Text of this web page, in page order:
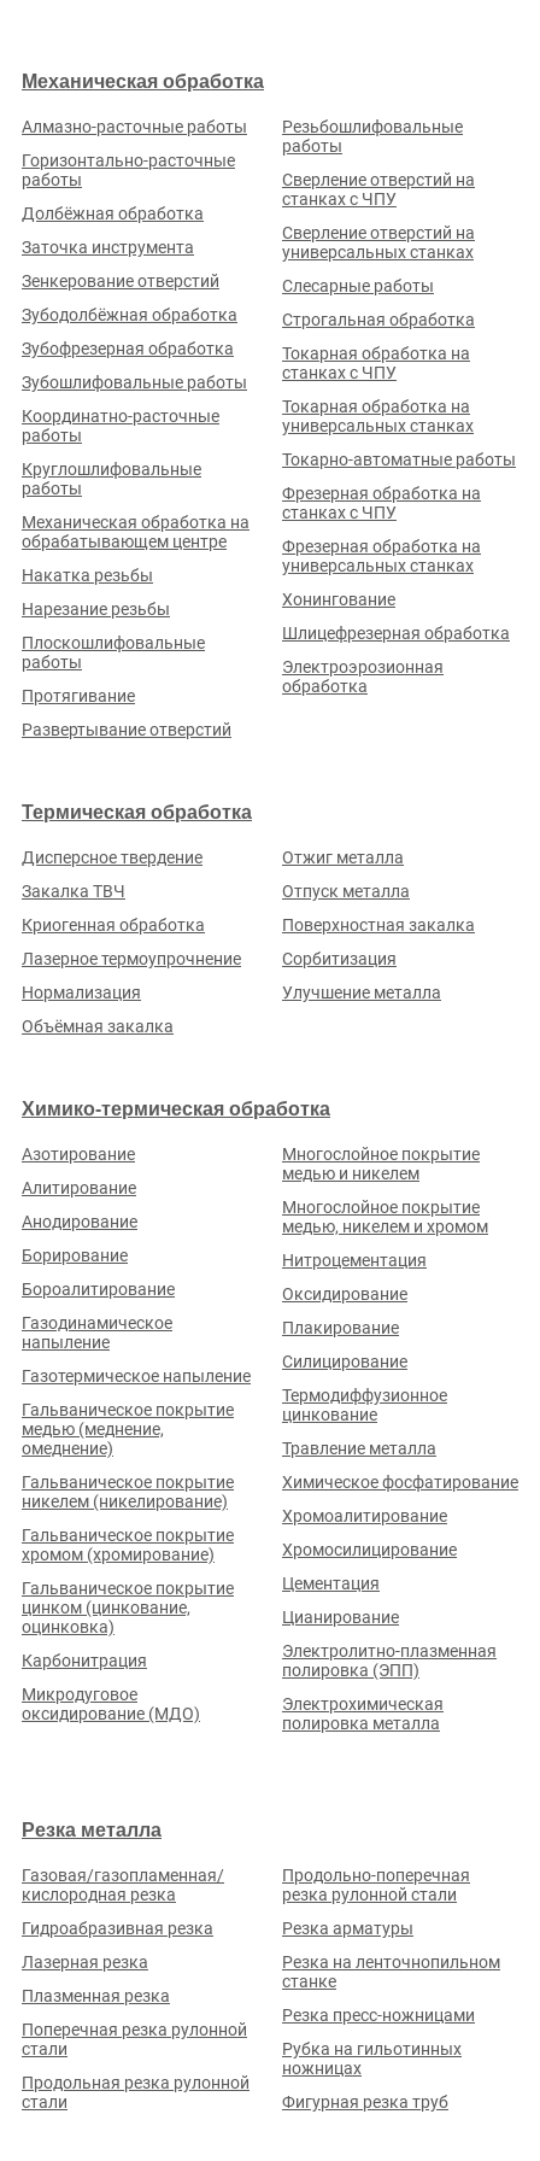
Механическая обработка
Алмазно-расточные работы
Горизонтально-расточные
работы
Долбёжная обработка
Заточка инструмента
Зенкерование отверстий
Зубодолбёжная обработка
Зубофрезерная обработка
Зубошлифовальные работы
Координатно-расточные
работы
Круглошлифовальные
работы
Механическая обработка на
обрабатывающем центре
Накатка резьбы
Нарезание резьбы
Плоскошлифовальные
работы
Протягивание
Развертывание отверстий
Резьбошлифовальные
работы
Сверление отверстий на
станках с ЧПУ
Сверление отверстий на
универсальных станках
Слесарные работы
Строгальная обработка
Токарная обработка на
станках с ЧПУ
Токарная обработка на
универсальных станках
Токарно-автоматные работы
Фрезерная обработка на
станках с ЧПУ
Фрезерная обработка на
универсальных станках
Хонингование
Шлицефрезерная обработка
Электроэрозионная
обработка
Термическая обработка
Дисперсное твердение
Закалка ТВЧ
Криогенная обработка
Лазерное термоупрочнение
Нормализация
Объёмная закалка
Отжиг металла
Отпуск металла
Поверхностная закалка
Сорбитизация
Улучшение металла
Химико-термическая обработка
Азотирование
Алитирование
Анодирование
Борирование
Бороалитирование
Газодинамическое
напыление
Газотермическое напыление
Гальваническое покрытие
медью (меднение,
омеднение)
Гальваническое покрытие
никелем (никелирование)
Гальваническое покрытие
хромом (хромирование)
Гальваническое покрытие
цинком (цинкование,
оцинковка)
Карбонитрация
Микродуговое
оксидирование (МДО)
Многослойное покрытие
медью и никелем
Многослойное покрытие
медью, никелем и хромом
Нитроцементация
Оксидирование
Плакирование
Силицирование
Термодиффузионное
цинкование
Травление металла
Химическое фосфатирование
Хромоалитирование
Хромосилицирование
Цементация
Цианирование
Электролитно-плазменная
полировка (ЭПП)
Электрохимическая
полировка металла
Резка металла
Газовая/газопламенная/
кислородная резка
Гидроабразивная резка
Лазерная резка
Плазменная резка
Поперечная резка рулонной
стали
Продольная резка рулонной
стали
Продольно-поперечная
резка рулонной стали
Резка арматуры
Резка на ленточнопильном
станке
Резка пресс-ножницами
Рубка на гильотинных
ножницах
Фигурная резка труб
Механическая обработка
Термическая обработка
Химико-термическая обработка
Резка металла
Гибка металла
Сварочные работы
3D-печать
Литьё металла
Обработка металлов давлением
Очистка и покраска
Лаборатория и контроль
3D-сканирование деталей
Разработка 3D-моделей по чертежам
Разработка конструкторской документации
Разработка технологических процессов
Реверс-инжиниринг
Прочие услуги металлообработки
Изготовление деталей
Исполнители в Кемеровской области
Рейтинг по отзывам:
Кемеровская обл., г. Новокузнецк, пл. Побед, д. 1, корп.
Стаж (лет):16 120 Площадь (м²):
Станков:40
Подробнее о предприятии
ООО «КУЗЗГШО»
Рейтинг по отзывам:
(0.0)
Кемеровская обл., г. Новокузнецк, ул. Автотранспортная, д.
47
2300
Станков:28
Подробнее о предприятии
ООО «СИБ.Т»
Рейтинг по отзывам:
(0.0)
Кемеровская обл., Ленинск-Кузнецкий, ул. Телефонная, д.
15
Стаж (лет):25 Сотрудников: 75 Площадь (м²):
Станков:25
Подробнее о предприятии
Рейтинг по отзывам:
Кемеровская обл., г. Кемерово, ул. Терешковой, д. 41В, пом.
Стаж (лет):
Станков:8
Подробнее о предприятии